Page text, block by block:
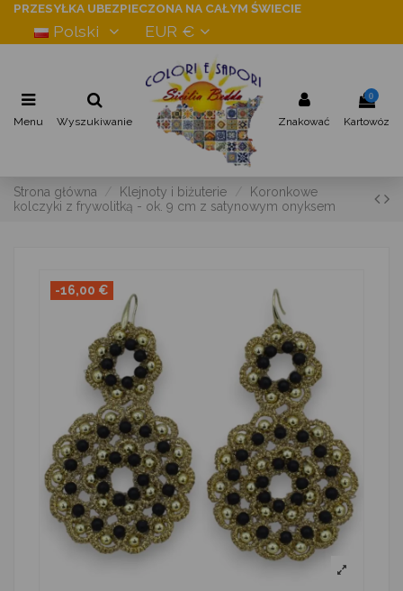
PRZESYŁKA UBEZPIECZONA NA CAŁYM ŚWIECIE
Polski EUR €
Menu Wyszukiwanie Znakować
0
Kartowóz
Strona główna Klejnoty i biżuterie
Koronkowe
kolczyki z frywolitką - ok. 9 cm z satynowym onyksem
-16,00 €